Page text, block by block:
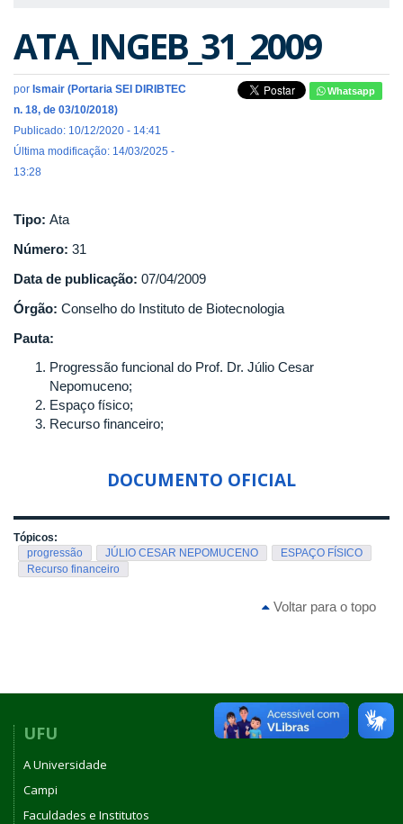
ATA_INGEB_31_2009
por Ismair (Portaria SEI DIRIBTEC
n. 18, de 03/10/2018)
Publicado: 10/12/2020 - 14:41
Última modificação: 14/03/2025 -
13:28
Whatsapp
Tipo: Ata
Número: 31
Data de publicação: 07/04/2009
Órgão: Conselho do Instituto de Biotecnologia
Pauta:
Progressão funcional do Prof. Dr. Júlio Cesar
Nepomuceno;
Espaço físico;
Recurso financeiro;
DOCUMENTO OFICIAL
Tópicos:
progressão
JÚLIO CESAR NEPOMUCENO
ESPAÇO FÍSICO
Recurso financeiro
Voltar para o topo
UFU
A Universidade
Campi
Faculdades e Institutos